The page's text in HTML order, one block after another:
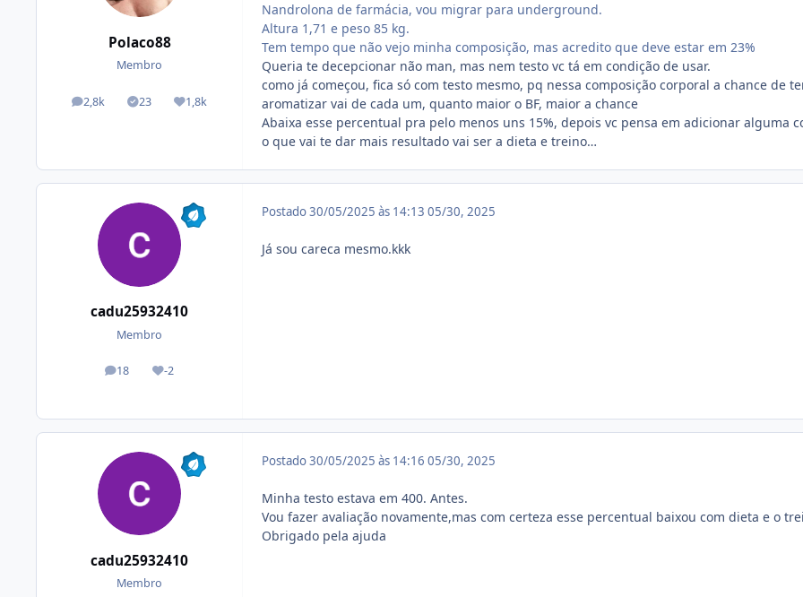
Polaco88
Membro
2,8k
posts 23
Tópicos solucionados
1,8k
Reputação
Nandrolona de farmácia, vou migrar para underground.
Altura 1,71 e peso 85 kg.
Tem tempo que não vejo minha composição, mas acredito que deve estar em 23%
Queria te decepcionar não man, mas nem testo vc tá em condição de usar.
como já começou, fica só com testo mesmo, pq nessa composição corporal a chance de
aromatizar vai de cada um, quanto maior o BF, maior a chance
Abaixa esse percentual pra pelo menos uns 15%, depois vc pensa em adicionar alguma
o que vai te dar mais resultado vai ser a dieta e treino…
cadu25932410
Membro
18
posts -2
Reputação
Postado30/05/2025 às 14:13 05/30, 2025
Já sou careca mesmo.kkk
cadu25932410
Membro
Postado30/05/2025 às 14:16 05/30, 2025
Minha testo estava em 400. Antes.
Vou fazer avaliação novamente,mas com certeza esse percentual baixou com dieta e o
Obrigado pela ajuda